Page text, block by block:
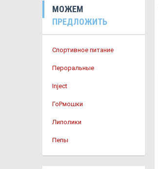
МОЖЕМ
ПРЕДЛОЖИТЬ
Спортивное питание
Пероральные
Inject
ГоРмошки
Липолики
Пепы